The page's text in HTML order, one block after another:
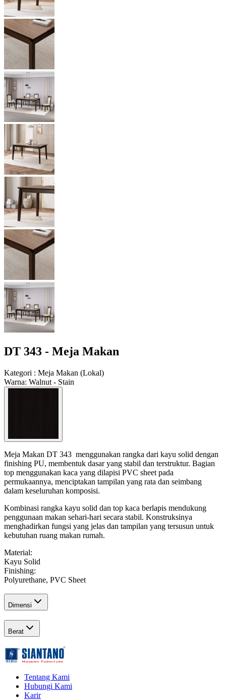
DT 343 - Meja Makan
Kategori : Meja Makan (Lokal)
Warna: Walnut - Stain
Meja Makan DT 343 menggunakan rangka dari kayu solid dengan
finishing PU, membentuk dasar yang stabil dan terstruktur. Bagian
top menggunakan kaca yang dilapisi PVC sheet pada
permukaannya, menciptakan tampilan yang rata dan seimbang
dalam keseluruhan komposisi.
Kombinasi rangka kayu solid dan top kaca berlapis mendukung
penggunaan makan sehari-hari secara stabil. Konstruksinya
menghadirkan fungsi yang jelas dan tampilan yang tersusun untuk
kebutuhan ruang makan rumah.
Material:
Kayu Solid
Finishing:
Polyurethane, PVC Sheet
Dimensi
Berat
Tentang Kami
Hubungi Kami
Karir